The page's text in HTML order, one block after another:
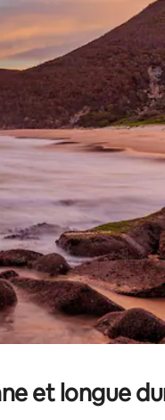
pour les parcourir ou
et longue